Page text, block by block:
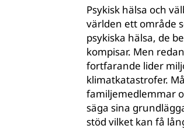
Psykisk hälsa och
världen ett område
psykiska hälsa, de
kompisar. Men
fortfarande lider
klimatkatastrofer.
familjemedlemmar
säga sina
stöd vilket kan få